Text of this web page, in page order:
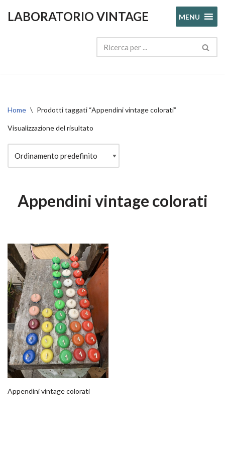
LABORATORIO VINTAGE MENU
Home \ Prodotti taggati “Appendini vintage colorati”
Visualizzazione del risultato
Appendini vintage colorati
Appendini vintage colorati